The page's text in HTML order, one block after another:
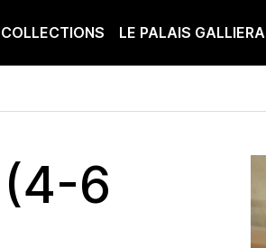
COLLECTIONS LE PALAIS GALLIERA
(4-6